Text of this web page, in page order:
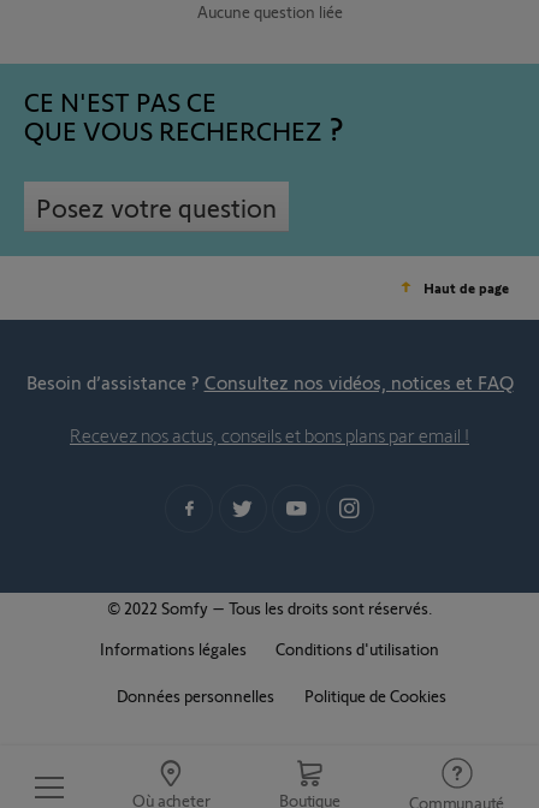
Où acheter Boutique Communauté
Aucune question liée
CE N'EST PAS CE
QUE VOUS RECHERCHEZ
Posez votre question
Haut de page
Besoin d’assistance ? Consultez nos vidéos, notices et FAQ
Recevez nos actus, conseils et bons plans par email !
© 2022 Somfy – Tous les droits sont réservés.
Informations légales
Conditions d'utilisation
Données personnelles Politique de Cookies